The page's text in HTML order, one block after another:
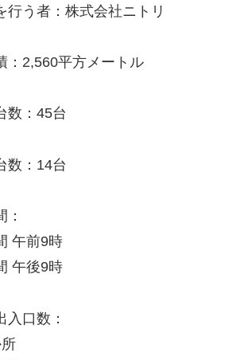
行う者：株式会社ニトリ
：2,560平方メートル
数：45台
数：14台
：
午前9時
午後9時
入口数：